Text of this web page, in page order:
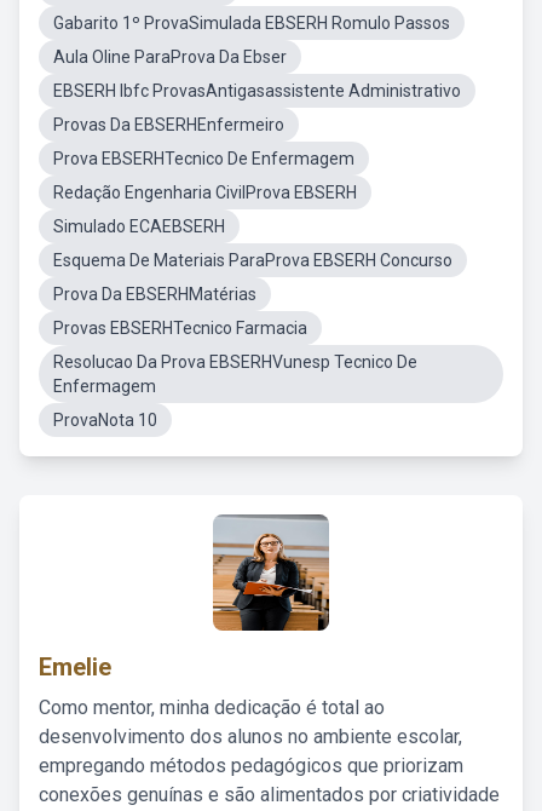
Gabarito 1º ProvaSimulada EBSERH Romulo Passos
Aula Oline ParaProva Da Ebser
EBSERH Ibfc ProvasAntigasassistente Administrativo
Provas Da EBSERHEnfermeiro
Prova EBSERHTecnico De Enfermagem
Redação Engenharia CivilProva EBSERH
Simulado ECAEBSERH
Esquema De Materiais ParaProva EBSERH Concurso
Prova Da EBSERHMatérias
Provas EBSERHTecnico Farmacia
Resolucao Da Prova EBSERHVunesp Tecnico De
Enfermagem
ProvaNota 10
Emelie
Como mentor, minha dedicação é total ao
desenvolvimento dos alunos no ambiente escolar,
empregando métodos pedagógicos que priorizam
conexões genuínas e são alimentados por criatividade